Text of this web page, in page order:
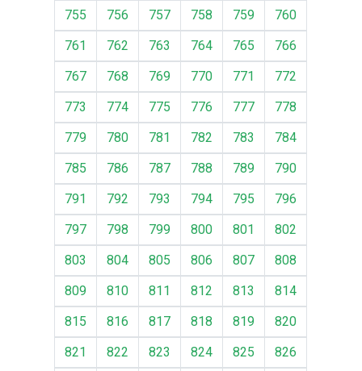
755 756 757 758 759
760
761
762 763 764 765
766
767
768 769 770 771
772
773
774 775 776 777
778
779
780 781 782 783
784
785
786 787 788 789
790
791
792 793 794 795
796
797
798 799 800 801
802
803
804 805 806 807
808
809
810 811 812 813
814
815
816 817 818 819
820
821
822 823 824 825
826